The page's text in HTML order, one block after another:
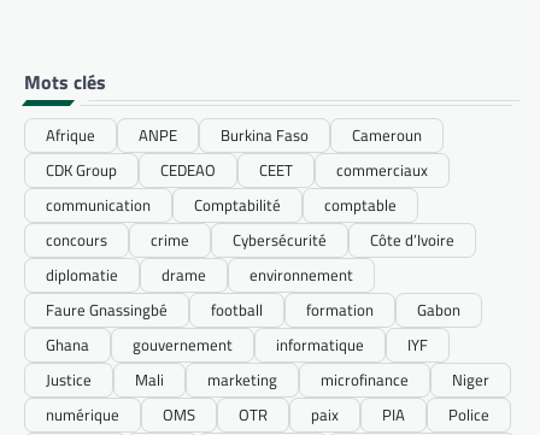
Mots clés
Afrique ANPE Burkina Faso
Cameroun
CDK Group
CEDEAO CEET
commerciaux
communication
Comptabilité
comptable
concours
crime Cybersécurité
Côte d’Ivoire
diplomatie
drame
environnement
Faure Gnassingbé
football formation
Gabon
Ghana
gouvernement informatique
IYF
Justice
Mali marketing microfinance
Niger
numérique
OMS OTR paix PIA
Police